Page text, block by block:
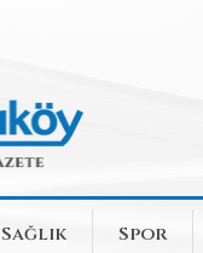
Sağlık Spor